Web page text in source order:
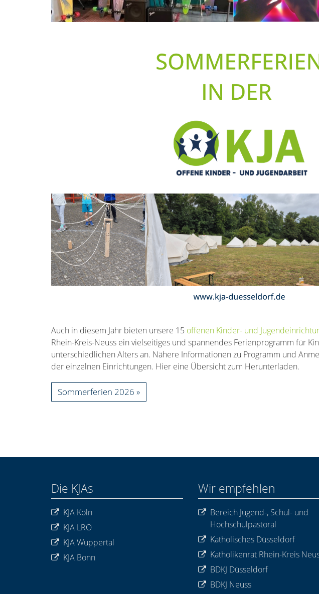
Auch in diesem Jahr bieten unsere 15 offenen Kinder- und
Rhein-Kreis-Neuss ein vielseitiges und spannendes Ferienprogramm für
unterschiedlichen Alters an. Nähere Informationen zu Programm und
der einzelnen Einrichtungen. Hier eine Übersicht zum Herunterladen.
Sommerferien 2026
Die KJAs
KJA Köln
KJA LRO
KJA Wuppertal
KJA Bonn
Wir empfehlen
Bereich Jugend-, Schul- und
Hochschulpastoral
Katholisches Düsseldorf
Katholikenrat Rhein-Kreis
BDKJ Düsseldorf
BDKJ Neuss